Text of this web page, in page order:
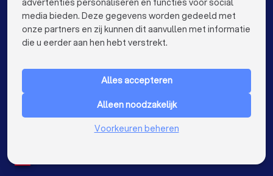
Psychologen in Sint-Niklaas
Psychologen in Roeselare
Psychologen in Beveren
Psychologen in Beringen
Psychologen in Turnhout
Psychologen in Dilbeek
Psychologen in Heist-op-den-Berg
VOOR PARTICULIEREN keyboard_arrow_down
Nederland
advertenties personaliseren en functies voor social
media bieden. Deze gegevens worden gedeeld met
onze partners en zij kunnen dit aanvullen met informatie
die u eerder aan hen hebt verstrekt.
Alles accepteren
Alleen noodzakelijk
Voorkeuren beheren